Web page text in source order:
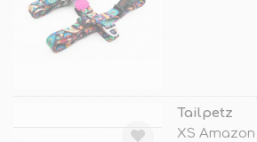
Tailpetz
XS